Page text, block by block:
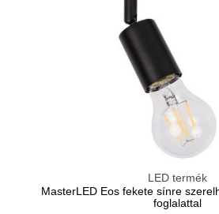
LED termék
MasterLED Eos fekete sínre
foglalattal